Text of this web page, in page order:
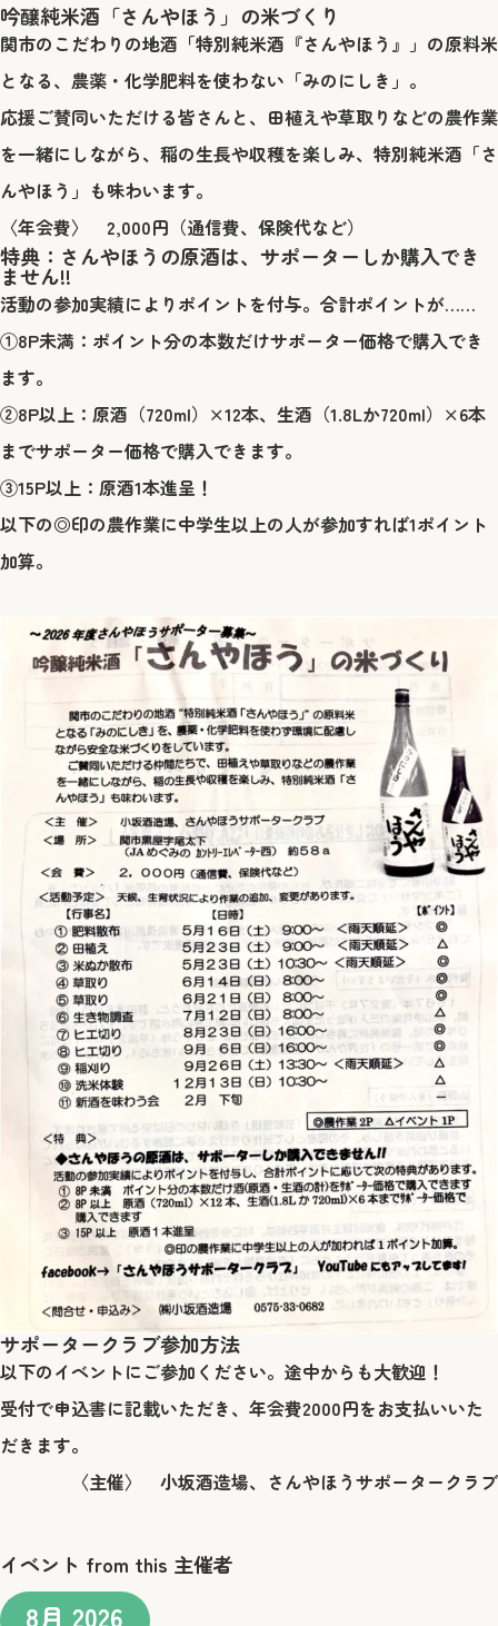
吟醸純米酒「さんやほう」の米づくり
関市のこだわりの地酒「特別純米酒『さんやほう』」の原料米
となる、農薬・化学肥料を使わない「みのにしき」。
応援ご賛同いただける皆さんと、田植えや草取りなどの農作業
を一緒にしながら、稲の生長や収穫を楽しみ、特別純米酒「さ
んやほう」も味わいます。
〈年会費〉 2,000円（通信費、保険代など）
特典： さんやほうの原酒は、サポーターしか購入でき
ません!!
活動の参加実績によりポイントを付与。合計ポイントが……
①8P未満：ポイント分の本数だけサポーター価格で購入でき
ます。
②8P以上：原酒（720ml）×12本、生酒（1.8Lか720ml）×6本
までサポーター価格で購入できます。
③15P以上：原酒1本進呈！
以下の◎印の農作業に中学生以上の人が参加すれば1ポイント
加算。
サポータークラブ参加方法
以下のイベントにご参加ください。途中からも大歓迎！
受付で申込書に記載いただき、年会費2000円をお支払いいた
だきます。
〈主催〉 小坂酒造場、さんやほうサポータークラブ
イベント from this 主催者
8月 2026